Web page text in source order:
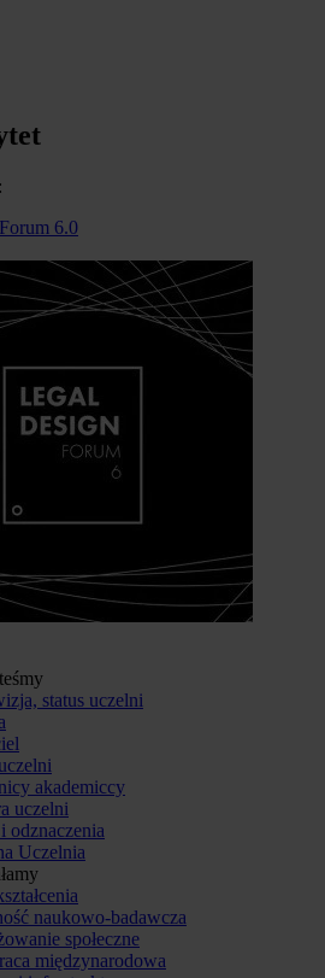
6.0
status uczelni
akademiccy
uczelni
odznaczenia
Uczelnia
naukowo-badawcza
społeczne
międzynarodowa